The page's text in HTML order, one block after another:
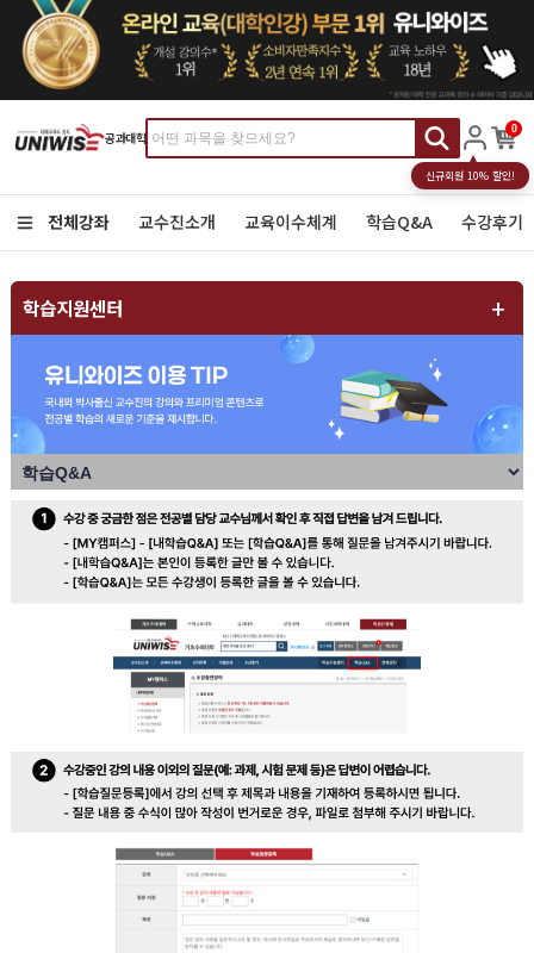
공과대학
신규회원 10% 할인!
0
전체강좌 교수진소개 교육이수체계 학습Q&A 수강후기
학습지원센터